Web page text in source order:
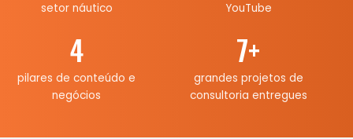
setor náutico
YouTube
4
pilares de conteúdo e
negócios
7+
grandes projetos de
consultoria entregues